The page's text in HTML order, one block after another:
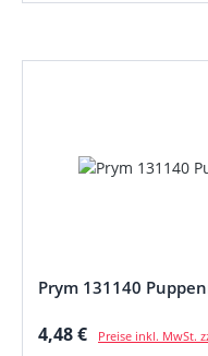
Prym 131140
Regulärer Preis:
4,48 € Preise inkl. MwSt.